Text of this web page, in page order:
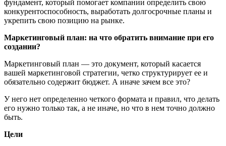
фундамент, который помогает компании определить свою
конкурентоспособность, выработать долгосрочные планы и
укрепить свою позицию на рынке.
Маркетинговый план: на что обратить внимание при его
создании?
Маркетинговый план — это документ, который касается
вашей маркетинговой стратегии, четко структурирует ее и
обязательно содержит бюджет. А иначе зачем все это?
У него нет определенно четкого формата и правил, что делать
его нужно только так, а не иначе, но что в нем точно должно
быть.
Цели